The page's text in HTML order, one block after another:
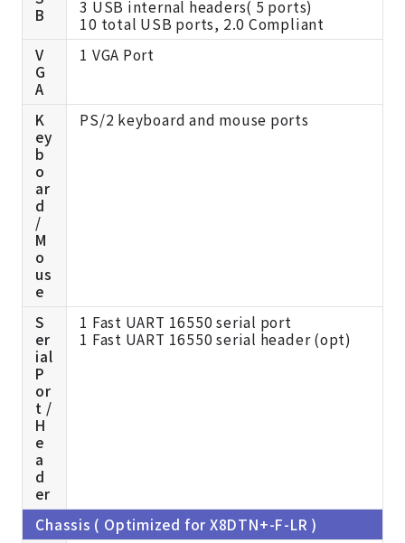
B
3 USB internal headers( 5 ports)
10 total USB ports, 2.0 Compliant
V
G
A
1 VGA Port
K
ey
b
o
ar
d
/
M
o
us
e
PS/2 keyboard and mouse ports
S
er
ial
P
or
t /
H
e
a
d
er
1 Fast UART 16550 serial port
1 Fast UART 16550 serial header (opt)
Chassis ( Optimized for X8DTN+-F-LR )